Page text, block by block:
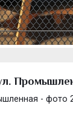
- фото